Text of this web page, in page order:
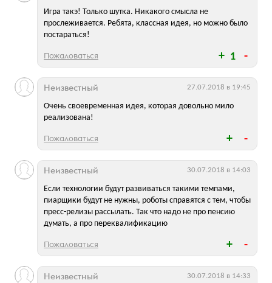
1
Игра такэ! Только шутка. Никакого смысла не
прослеживается. Ребята, классная идея, но можно было
постараться!
Пожаловаться
Очень своевременная идея, которая довольно мило
реализована!
Неизвестный 27.07.2018 в 19:45
Пожаловаться
Если технологии будут развиваться такими темпами,
пиарщики будут не нужны, роботы справятся с тем, чтобы
пресс-релизы рассылать. Так что надо не про пенсию
думать, а про переквалификацию
Неизвестный 30.07.2018 в 14:03
Пожаловаться
Неизвестный 30.07.2018 в 14:33